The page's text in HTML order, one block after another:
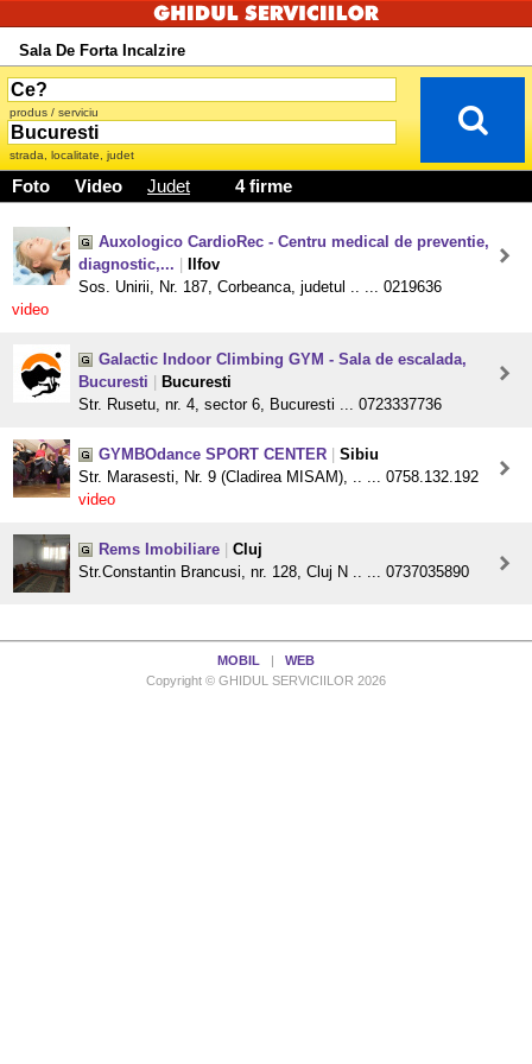
Sala De Forta Incalzire
produs / serviciu
strada, localitate, judet
Foto Video Judet 4 firme
Auxologico CardioRec - Centru medical de preventie,
diagnostic,...
Ilfov
Sos. Unirii, Nr. 187, Corbeanca, judetul .. ... 0219636
video
Galactic Indoor Climbing GYM - Sala de escalada,
Bucuresti
Bucuresti
Str. Rusetu, nr. 4, sector 6, Bucuresti ... 0723337736
GYMBOdance SPORT CENTER
Sibiu
Str. Marasesti, Nr. 9 (Cladirea MISAM), .. ... 0758.132.192
video
Rems Imobiliare
Cluj
Str.Constantin Brancusi, nr. 128, Cluj N .. ... 0737035890
MOBIL
WEB
Copyright © GHIDUL SERVICIILOR 2026